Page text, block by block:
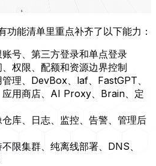
功能清单里重点补齐了以下能力：
号、第三方登录和单点登录
权限、配额和资源边界控制
理、DevBox、laf、FastGPT、
应用商店、AI Proxy、Brain、定
库、日志、监控、告警、管理后
限集群、纯离线部署、DNS、